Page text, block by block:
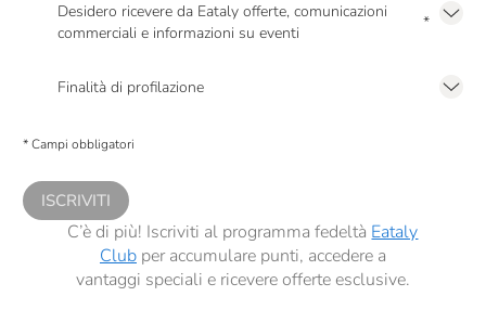
Pulltex
Salmon & Co
Salsa Natura
Santa Vittoria
Scyavuru
Desidero ricevere da Eataly offerte, comunicazioni
commerciali e informazioni su eventi
*
Finalità di profilazione
comunicazioni commerciali personalizzate, in caso di consenso prestato ai
* Campi obbligatori
ISCRIVITI
C’è di più! Iscriviti al programma fedeltà Eataly
Clubper accumulare punti, accedere a
vantaggi speciali e ricevere offerte esclusive.